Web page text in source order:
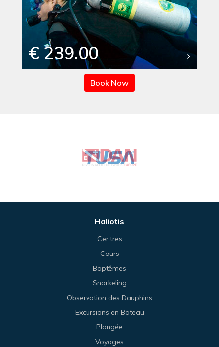
€ 239.00
Book Now
Haliotis
Centres
Cours
Baptêmes
Snorkeling
Observation des Dauphins
Excursions en Bateau
Plongée
Voyages